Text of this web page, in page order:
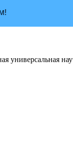
универсальная